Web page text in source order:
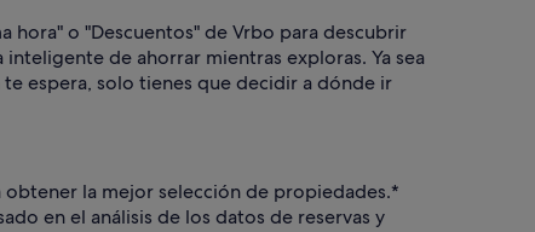
hora" o "Descuentos" de Vrbo para descubrir
de ahorrar mientras exploras. Ya sea
espera, solo tienes que decidir a dónde ir
obtener la mejor selección de propiedades.*
en el análisis de los datos de reservas y